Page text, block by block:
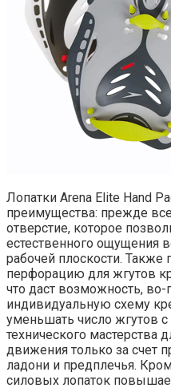
Лопатки Arena Elite Hand
преимущества: прежде
отверстие, которое
естественного ощущения
рабочей плоскости. Также
перфорацию для жгутов
что даст возможность,
индивидуальную схему
уменьшать число жгутов
технического мастерства
движения только за счет
ладони и предплечья.
силовых лопаток